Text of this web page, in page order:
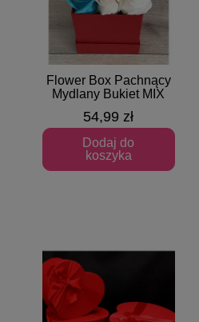
Szybki podgląd
Flower Box Pachnący
Mydlany Bukiet MIX
54,99 zł
Dodaj do
koszyka